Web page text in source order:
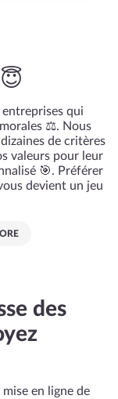
qui
⚖️. Nous
de critères
valeurs pour leur
🎯. Préférer
devient un jeu
des
en ligne de